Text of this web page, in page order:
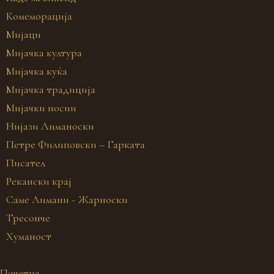
Комеморација
Мијаци
Мијачка култура
Мијачка куќа
Мијачка традиција
Мијачки носии
Нијази Лиманоски
Петре Филиповски – Гарката
Писател
Рекански крај
Саме Лимани - Жарноски
Тресонче
Хуманост